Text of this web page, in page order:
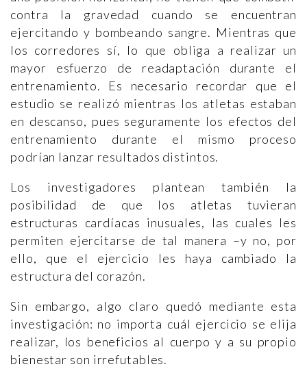
contra la gravedad cuando se encuentran
ejercitando y bombeando sangre. Mientras que
los corredores sí, lo que obliga a realizar un
mayor esfuerzo de readaptación durante el
entrenamiento. Es necesario recordar que el
estudio se realizó mientras los atletas estaban
en descanso, pues seguramente los efectos del
entrenamiento durante el mismo proceso
podrían lanzar resultados distintos.
Los investigadores plantean también la
posibilidad de que los atletas tuvieran
estructuras cardíacas inusuales, las cuales les
permiten ejercitarse de tal manera –y no, por
ello, que el ejercicio les haya cambiado la
estructura del corazón.
Sin embargo, algo claro quedó mediante esta
investigación: no importa cuál ejercicio se elija
realizar, los beneficios al cuerpo y a su propio
bienestar son irrefutables.